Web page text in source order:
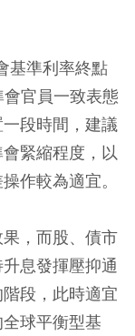
基準利率終點
官員一致表態
段時間，建議
緊縮程度，以
作較為適宜。
，而股、債市
息發揮壓抑通
段，此時適宜
球平衡型基